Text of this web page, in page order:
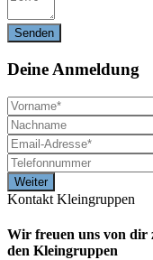
Deine Anmeldung
Kontakt Kleingruppen
Wir freuen uns von dir
den Kleingruppen